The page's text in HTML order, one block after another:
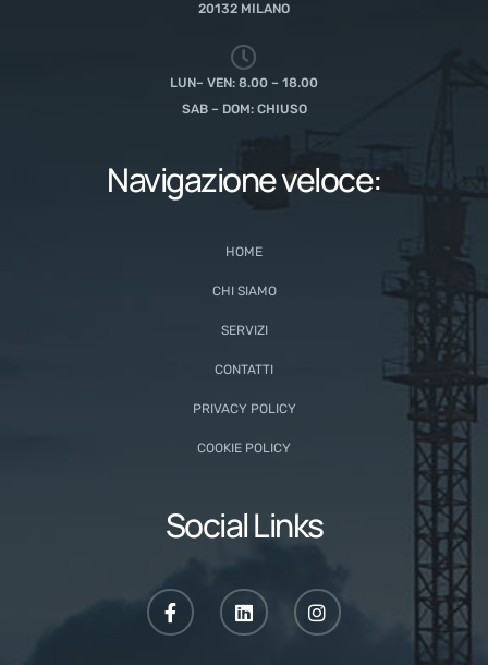
20132 MILANO
LUN– VEN: 8.00 – 18.00
SAB – DOM: CHIUSO
Navigazione veloce:
HOME
CHI SIAMO
SERVIZI
CONTATTI
PRIVACY POLICY
COOKIE POLICY
Social Links